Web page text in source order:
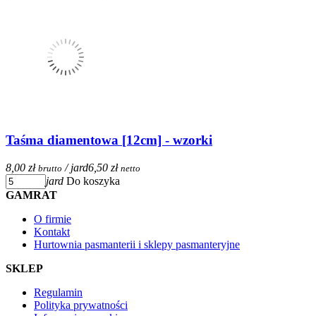
Taśma diamentowa [12cm] - wzorki
8,00 zł brutto / jard6,50 zł netto
jard Do koszyka
GAMRAT
O firmie
Kontakt
Hurtownia pasmanterii i sklepy pasmanteryjne
SKLEP
Regulamin
Polityka prywatności